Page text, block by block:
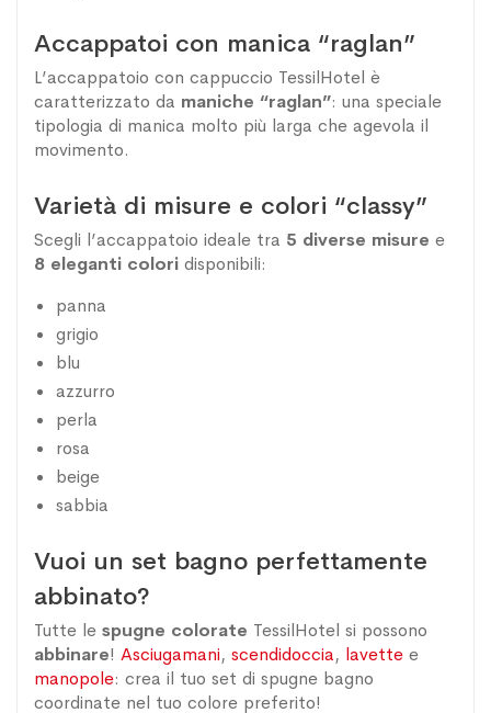
Accappatoi con manica “raglan”
L’accappatoio con cappuccio TessilHotel è
caratterizzato da maniche “raglan”: una speciale
tipologia di manica molto più larga che agevola il
movimento.
Varietà di misure e colori “classy”
Scegli l’accappatoio ideale tra 5 diverse misure e
8 eleganti colori disponibili:
panna
grigio
blu
azzurro
perla
rosa
beige
sabbia
Vuoi un set bagno perfettamente
abbinato?
Tutte le spugne colorate TessilHotel si possono
abbinare! Asciugamani, scendidoccia, lavette e
manopole: crea il tuo set di spugne bagno
coordinate nel tuo colore preferito!